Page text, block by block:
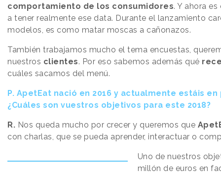
comportamiento de los consumidores. Y ahora
a tener realmente ese data. Durante el lanzamiento
modelos, es como matar moscas a cañonazos.
También trabajamos mucho el tema encuestas,
nuestros clientes. Por eso sabemos además qué
cuáles sacamos del menú.
P. ApetEat nació en 2016 y actualmente estáis
¿Cuáles son vuestros objetivos para este 2018?
R. Nos queda mucho por crecer y queremos que
con charlas, que se pueda aprender, interactuar o
Uno de nuestros
millón de euros en